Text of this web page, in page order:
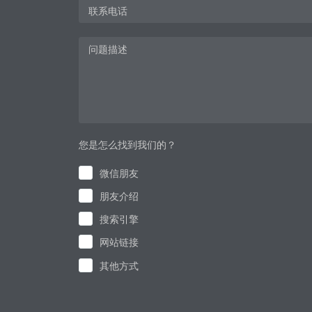
您是怎么找到我们的？
微信朋友
朋友介绍
搜索引擎
网站链接
其他方式